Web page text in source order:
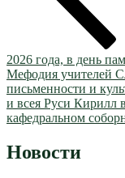
2026 года, в день
Мефодия учителей
письменности и
и всея Руси Кирилл
кафедральном
Новости